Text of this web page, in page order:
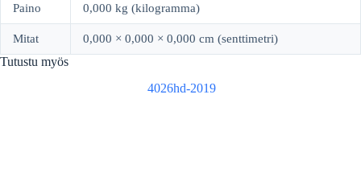
Paino 0,000 kg (kilogramma)
Mitat 0,000 × 0,000 × 0,000 cm (senttimetri)
Tutustu myös